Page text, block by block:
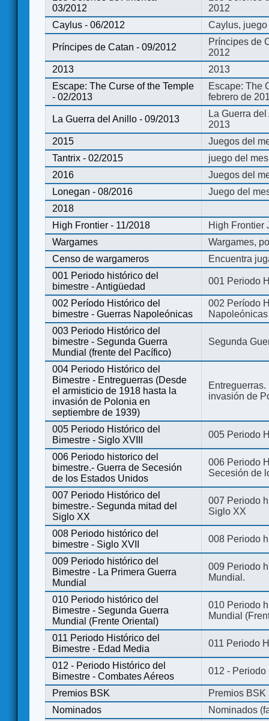
03/2012
2012
Caylus - 06/2012
Caylus,
Príncipes de Catan - 09/2012
Príncipes de
2012
2013
2013
Escape: The Curse of the Temple
- 02/2013
Escape: The
febrero de
La Guerra del Anillo - 09/2013
La Guerra
2013
2015
Juegos del
Tantrix - 02/2015
juego del
2016
Juegos del
Lonegan - 08/2016
Juego del
2018
High Frontier - 11/2018
High Frontier
Wargames
Wargames,
Censo de wargameros
Encuentra
001 Periodo histórico del
bimestre - Antigüedad
001 Periodo
002 Período Histórico del
bimestre - Guerras Napoleónicas
002 Período
Napoleónicas
003 Periodo Histórico del
bimestre - Segunda Guerra
Mundial (frente del Pacífico)
Segunda
004 Periodo Histórico del
Bimestre - Entreguerras (Desde
el armisticio de 1918 hasta la
invasión de Polonia en
septiembre de 1939)
invasión de
005 Periodo Histórico del
Bimestre - Siglo XVIII
005 Periodo
006 Periodo historico del
bimestre.- Guerra de Secesión
de los Estados Unidos
006 Periodo
Secesión de
007 Periodo Histórico del
bimestre.- Segunda mitad del
Siglo XX
007 Periodo
Siglo XX
008 Periodo histórico del
bimestre - Siglo XVII
008 Periodo
009 Periodo histórico del
Bimestre - La Primera Guerra
Mundial
009 Periodo
Mundial.
010 Periodo histórico del
Bimestre - Segunda Guerra
Mundial (Frente Oriental)
010 Periodo
Mundial
011 Periodo Histórico del
Bimestre - Edad Media
011 Periodo
012 - Periodo Histórico del
Bimestre - Combates Aéreos
012 - Periodo
Premios BSK
Premios BSK
Nominados
Nominados